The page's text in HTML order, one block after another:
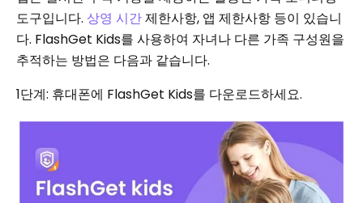
도구입니다. 상영 시간제한사항, 앱 제한사항 등이 있습니
다. FlashGet Kids를 사용하여 자녀나 다른 가족 구성원을
추적하는 방법은 다음과 같습니다.
1단계: 휴대폰에 FlashGet Kids를 다운로드하세요.